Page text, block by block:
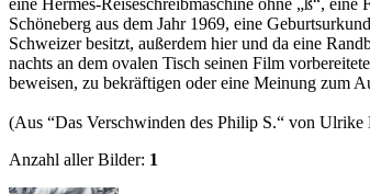
eine Hermes-Reiseschreibmaschine ohne „ß“,
Schöneberg aus dem Jahr 1969, eine
Schweizer besitzt, außerdem hier und da eine
nachts an dem ovalen Tisch seinen Film
beweisen, zu bekräftigen oder eine Meinung zum
(Aus “Das Verschwinden des Philip S.“ von
Anzahl aller Bilder: 1